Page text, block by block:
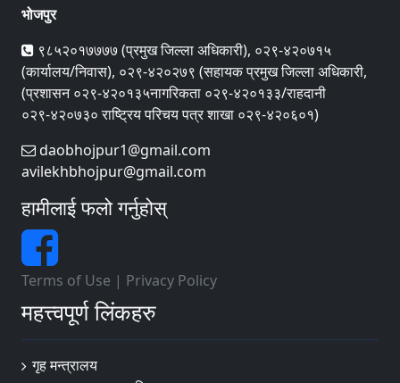
भोजपुर
९८५२०१७७७७ (प्रमुख जिल्ला अधिकारी), ०२९-४२०७१५
(कार्यालय/निवास), ०२९-४२०२७९ (सहायक प्रमुख जिल्ला अधिकारी,
(प्रशासन ०२९-४२०१३५नागरिकता ०२९-४२०१३३/राहदानी
०२९-४२०७३० राष्ट्रिय परिचय पत्र शाखा ०२९-४२०६०१)
daobhojpur1@gmail.com
avilekhbhojpur@gmail.com
हामीलाई फलो गर्नुहोस्
Terms of Use | Privacy Policy
महत्त्वपूर्ण लिंकहरु
गृह मन्त्रालय